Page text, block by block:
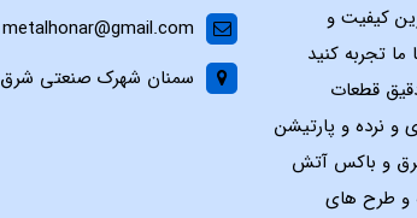
کیفیت و
تجربه کنید
قطعات
و نرده و پارتیشن
و باکس آتش
و طرح های
metalhonar@gmail.com
سمنان شهرک صنعتی شرق